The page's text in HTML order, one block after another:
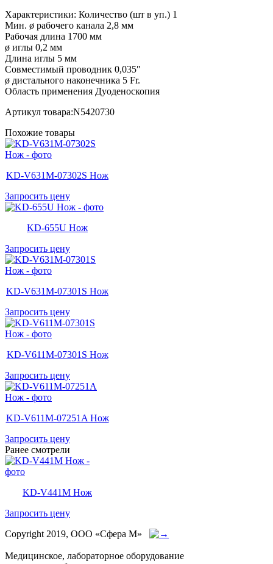
Характеристики: Количество (шт в уп.) 1
Мин. ø рабочего канала 2,8 мм
Рабочая длина 1700 мм
ø иглы 0,2 мм
Длина иглы 5 мм
Совместимый проводник 0,035″
ø дистального наконечника 5 Fr.
Область применения Дуоденоскопия
Артикул товара:N5420730
Похожие товары
KD-V631M-07302S Нож
Запросить цену
KD-655U Нож
Запросить цену
KD-V631M-07301S Нож
Запросить цену
KD-V611M-07301S Нож
Запросить цену
KD-V611M-07251A Нож
Запросить цену
Ранее смотрели
KD-V441M Нож
Запросить цену
Copyright 2019, ООО «Сфера М»
Медицинское, лабораторное оборудование